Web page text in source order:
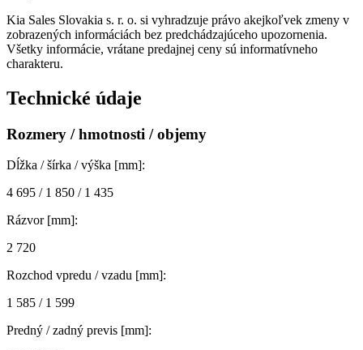
Kia Sales Slovakia s. r. o. si vyhradzuje právo akejkoľvek zmeny v
zobrazených informáciách bez predchádzajúceho upozornenia.
Všetky informácie, vrátane predajnej ceny sú informatívneho
charakteru.
Technické údaje
Rozmery / hmotnosti / objemy
Dĺžka / šírka / výška [mm]:
4 695 / 1 850 / 1 435
Rázvor [mm]:
2 720
Rozchod vpredu / vzadu [mm]:
1 585 / 1 599
Predný / zadný previs [mm]: